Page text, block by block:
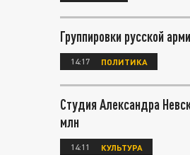
Группировки русской
14:17 ПОЛИТИКА
Студия Александра
млн
14:11 КУЛЬТУРА